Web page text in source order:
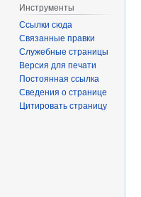
Инструменты
Ссылки сюда
Связанные правки
Служебные страницы
Версия для печати
Постоянная ссылка
Сведения о странице
Цитировать страницу